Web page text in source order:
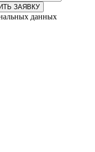
ЗАЯВКУ
данных